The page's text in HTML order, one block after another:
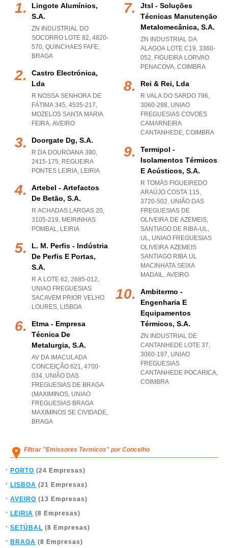
Lingote Alumínios,
S.a.
ZN INDUSTRIAL DO
SOCORRO LOTE 82, 4820-
570, QUINCHAES FAFE,
BRAGA
Castro Electrónica,
Lda
R NOSSA SENHORA DE
FÁTIMA 345, 4535-217,
MOZELOS SANTA MARIA
FEIRA, AVEIRO
Doorgate Dg, S.a.
R DA DOUROANA 380,
2415-175, REGUEIRA
PONTES LEIRIA, LEIRIA
Artebel - Artefactos
De Betão, S.a.
R ACHADAS LARGAS 20,
3105-219, MEIRINHAS
POMBAL, LEIRIA
L. M. Perfis - Indústria
De Perfis E Portas,
S.a.
R A LOTE 62, 2685-012,
UNIAO FREGUESIAS
SACAVEM PRIOR VELHO
LOURES, LISBOA
Etma - Empresa
Técnica De
Metalurgia, S.a.
AV DA IMACULADA
CONCEIÇÃO 621, 4700-
034, UNIÃO DAS
FREGUESIAS DE BRAGA
(MAXIMINOS, UNIAO
FREGUESIAS BRAGA
MAXIMINOS SE CIVIDADE,
BRAGA
Jtsl - Soluções
Técnicas Manutenção
Metalomecânica, S.a.
ZN INDUSTRIAL DA
ALAGOA LOTE C19, 3360-
052, FIGUEIRA LORVAO
PENACOVA, COIMBRA
Rei & Rei, Lda
R VALA DO SARDO 796,
3060-298, UNIAO
FREGUESIAS COVOES
CAMARNEIRA
CANTANHEDE, COIMBRA
Termipol -
Isolamentos Térmicos
E Acústicos, S.a.
R TOMÁS FIGUEIREDO
ARAÚJO COSTA 115,
3720-502, UNIÃO DAS
FREGUESIAS DE
OLIVEIRA DE AZEMEIS,
SANTIAGO DE RIBA-UL,
UL, UNIAO FREGUESIAS
OLIVEIRA AZEMEIS
SANTIAGO RIBA UL
MACINHATA SEIXA
MADAIL, AVEIRO
Ambitermo -
Engenharia E
Equipamentos
Térmicos, S.a.
ZN INDUSTRIAL DE
CANTANHEDE LOTE 37,
3060-197, UNIAO
FREGUESIAS
CANTANHEDE POCARICA,
COIMBRA
Filtrar "Emissores Termicos" por Concelho
PORTO (24 Empresas)
LISBOA (21 Empresas)
AVEIRO (13 Empresas)
LEIRIA (8 Empresas)
SETÚBAL (8 Empresas)
BRAGA (8 Empresas)